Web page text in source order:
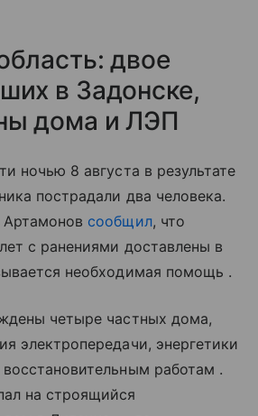
двое
в Задонске,
дома и ЛЭП
ночью 8 августа в результате
пострадали два человека.
Артамонов сообщил, что
с ранениями доставлены в
необходимая помощь .
четыре частных дома,
электропередачи, энергетики
работам .
на строящийся